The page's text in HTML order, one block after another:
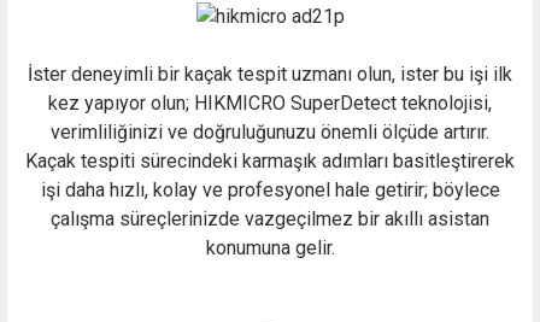
İster deneyimli bir kaçak tespit uzmanı olun, ister bu işi ilk
kez yapıyor olun; HIKMICRO SuperDetect teknolojisi,
verimliliğinizi ve doğruluğunuzu önemli ölçüde artırır.
Kaçak tespiti sürecindeki karmaşık adımları basitleştirerek
işi daha hızlı, kolay ve profesyonel hale getirir; böylece
çalışma süreçlerinizde vazgeçilmez bir akıllı asistan
konumuna gelir.